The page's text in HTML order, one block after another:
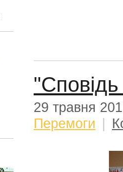
29 травня
Перемоги